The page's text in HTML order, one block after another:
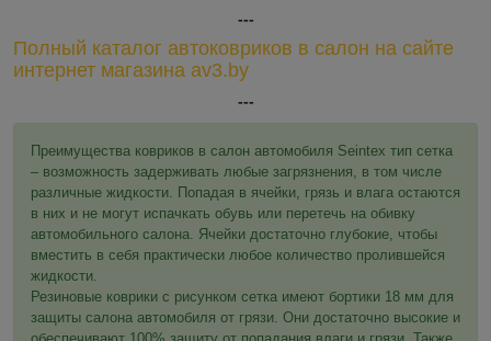
---
Полный каталог автоковриков в салон на сайте
интернет магазина av3.by
---
Преимущества ковриков в салон автомобиля Seintex тип сетка
– возможность задерживать любые загрязнения, в том числе
различные жидкости. Попадая в ячейки, грязь и влага остаются
в них и не могут испачкать обувь или перетечь на обивку
автомобильного салона. Ячейки достаточно глубокие, чтобы
вместить в себя практически любое количество пролившейся
жидкости.
Резиновые коврики с рисунком сетка имеют бортики 18 мм для
защиты салона автомобиля от грязи. Они достаточно высокие и